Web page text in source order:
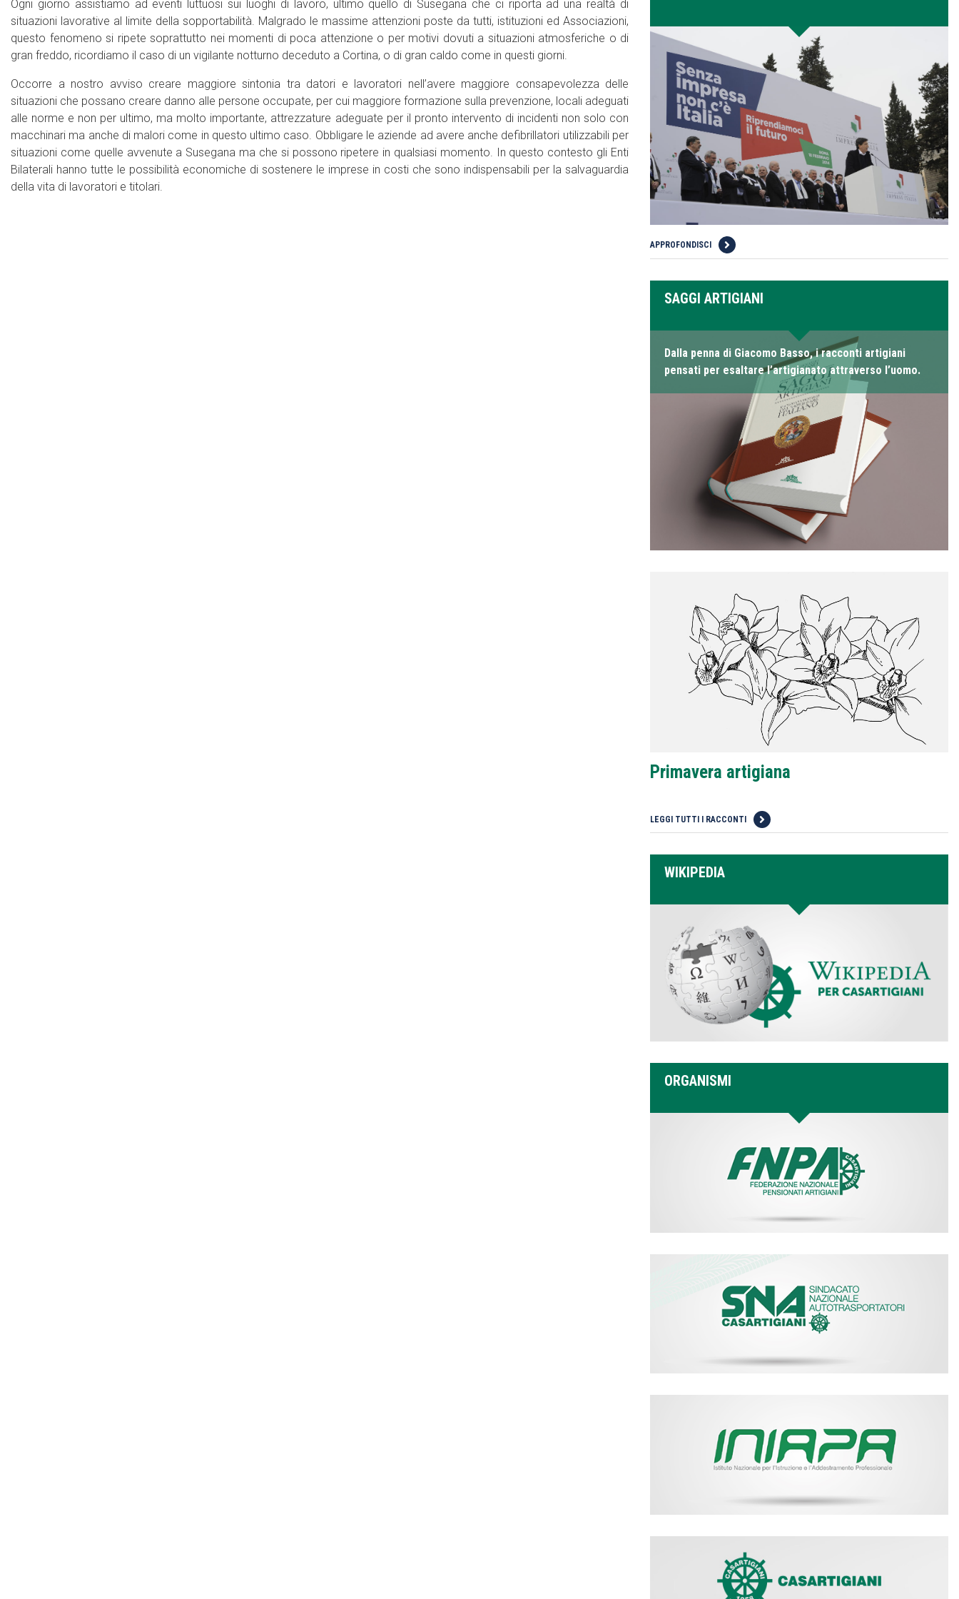
Ogni giorno assistiamo ad eventi luttuosi sui luoghi di lavoro, ultimo quello di Susegana che ci riporta ad una realtà di
situazioni lavorative al limite della sopportabilità. Malgrado le massime attenzioni poste da tutti, istituzioni ed Associazioni,
questo fenomeno si ripete soprattutto nei momenti di poca attenzione o per motivi dovuti a situazioni atmosferiche o di
gran freddo, ricordiamo il caso di un vigilante notturno deceduto a Cortina, o di gran caldo come in questi giorni.
Occorre a nostro avviso creare maggiore sintonia tra datori e lavoratori nell’avere maggiore consapevolezza delle
situazioni che possano creare danno alle persone occupate, per cui maggiore formazione sulla prevenzione, locali adeguati
alle norme e non per ultimo, ma molto importante, attrezzature adeguate per il pronto intervento di incidenti non solo con
macchinari ma anche di malori come in questo ultimo caso. Obbligare le aziende ad avere anche defibrillatori utilizzabili per
situazioni come quelle avvenute a Susegana ma che si possono ripetere in qualsiasi momento. In questo contesto gli Enti
Bilaterali hanno tutte le possibilità economiche di sostenere le imprese in costi che sono indispensabili per la salvaguardia
della vita di lavoratori e titolari.
APPROFONDISCI
SAGGI ARTIGIANI
Dalla penna di Giacomo Basso, i racconti artigiani
pensati per esaltare l’artigianato attraverso l’uomo.
Primavera artigiana
LEGGI TUTTI I RACCONTI
WIKIPEDIA
ORGANISMI